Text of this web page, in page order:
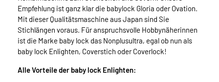
Empfehlung ist ganz klar die babylock Gloria oder Ovation.
Mit dieser Qualitätsmaschine aus Japan sind Sie
Stichlängen voraus. Für anspruchsvolle Hobbynäherinnen
ist die Marke baby lock das Nonplusultra, egal ob nun als
baby lock Enlighten, Coverstich oder Coverlock!
Alle Vorteile der baby lock Enlighten: